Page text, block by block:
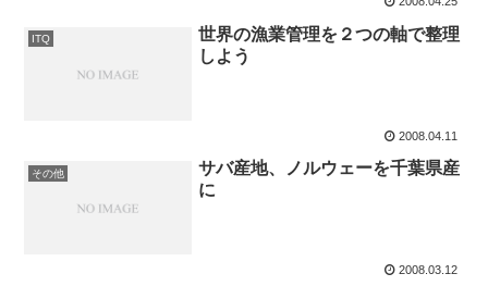
ITQ
世界の漁業管理を２つの軸で整理
しよう
2008.04.11
その他
サバ産地、ノルウェーを千葉県産
に
2008.03.12